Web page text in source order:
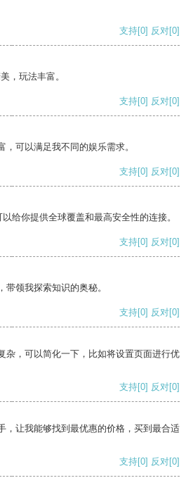
支持[0] 反对[0]
，玩法丰富。
支持[0] 反对[0]
可以满足我不同的娱乐需求。
支持[0] 反对[0]
给你提供全球覆盖和最高安全性的连接。
支持[0] 反对[0]
领我探索知识的奥秘。
支持[0] 反对[0]
杂，可以简化一下，比如将设置页面进行优
支持[0] 反对[0]
，让我能够找到最优惠的价格，买到最合适
支持[0] 反对[0]